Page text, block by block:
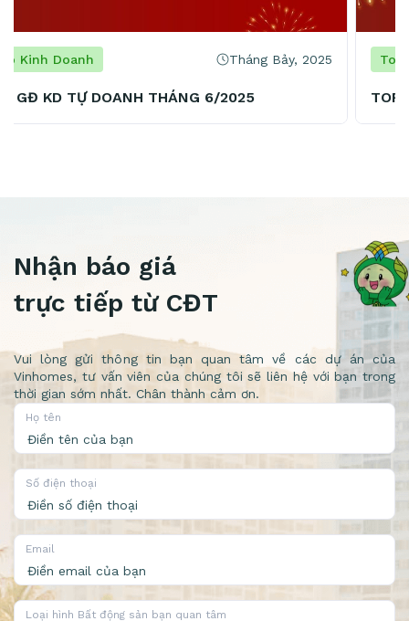
Top Kinh Doanh Tháng Bảy, 2025
TOP TPKD TỰ DOANH THÁNG 6/2025
Nhận báo giá
trực tiếp từ CĐT
Vui lòng gửi thông tin bạn quan tâm về các dự án của
Vinhomes, tư vấn viên của chúng tôi sẽ liên hệ với bạn trong
thời gian sớm nhất. Chân thành cảm ơn.
Họ tên
Số điện thoại
Email
Loại hình Bất động sản bạn quan tâm